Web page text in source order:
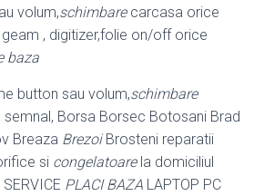
volum,schimbarecarcasa orice
, digitizer,folie on/off orice
baza
button sau volum,schimbare
Borsa Borsec Botosani Brad
Breaza BrezoiBrosteni reparatii
si congelatoarela domiciliul
PLACI BAZA LAPTOP PC